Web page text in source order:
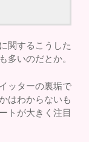
関するこうした
多いのだとか。
ッターの裏垢で
はわからないも
トが大きく注目